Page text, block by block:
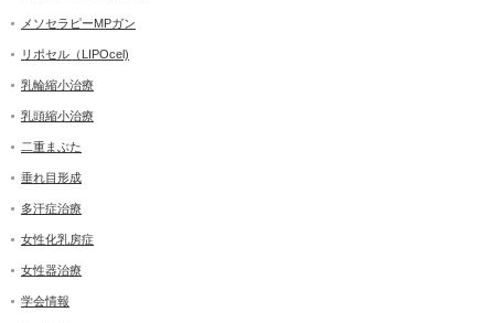
メソセラピーMPガン
リポセル（LIPOcel)
乳輪縮小治療
乳頭縮小治療
二重まぶた
垂れ目形成
多汗症治療
女性化乳房症
女性器治療
学会情報